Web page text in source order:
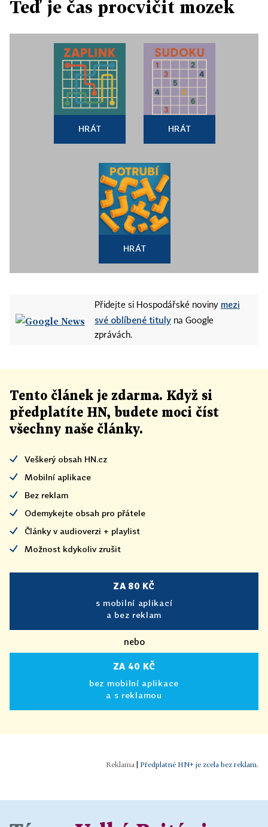
Teď je čas procvičit mozek
HRÁT HRÁT
HRÁT
Přidejte si Hospodářské noviny mezi
své oblíbené tituly na Google
zprávách.
Tento článek je zdarma. Když si
předplatíte HN, budete moci číst
všechny naše články.
Veškerý obsah HN.cz
Mobilní aplikace
Bez reklam
Odemykejte obsah pro přátele
Články v audioverzi + playlist
Možnost kdykoliv zrušit
ZA 80 KČ
s mobilní aplikací
a bez reklam
nebo
ZA 40 KČ
bez mobilní aplikace
a s reklamou
Předplatné HN+ je zcela bez reklam.